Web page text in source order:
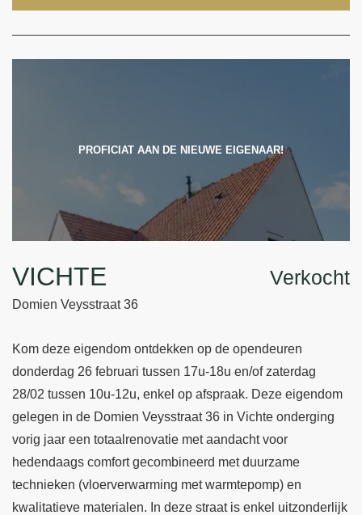
PROFICIAT AAN DE NIEUWE EIGENAAR!
VICHTE
Domien Veysstraat 36
Verkocht
Kom deze eigendom ontdekken op de opendeuren
donderdag 26 februari tussen 17u-18u en/of zaterdag
28/02 tussen 10u-12u, enkel op afspraak. Deze eigendom
gelegen in de Domien Veysstraat 36 in Vichte onderging
vorig jaar een totaalrenovatie met aandacht voor
hedendaags comfort gecombineerd met duurzame
technieken (vloerverwarming met warmtepomp) en
kwalitatieve materialen. In deze straat is enkel uitzonderlijk